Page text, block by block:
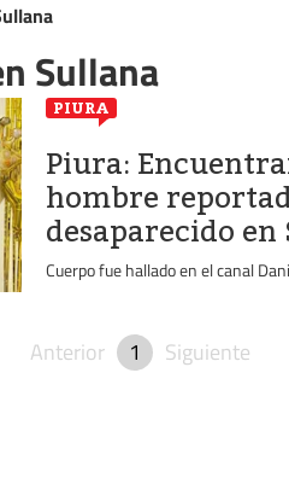
Sullana
PIURA
Piura:
hombre
desaparecido en
Cuerpo fue hallado en el canal
Anterior 1 Siguiente